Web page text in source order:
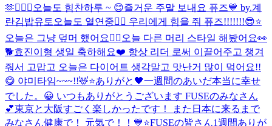
🫶👨‍❤️‍👨 오늘도 힘찬하루 ~ 😊즐거운 주말 보내요 퓨즈💙 by.계
란김밥유토 오늘도 열연중❤️‍🔥 우리에게 힘을 줘 퓨즈!!!!!!!😎⭐️
오늘은 그냥 덮머 했어요✌🏻 오늘 다른 머리 스타일 해봤어요👀
🐕효진이형 생일 축하해요❤️ 항상 리더 로써 이끌어주고 챙겨
줘서 고맙고 오늘은 다이어트 생각말고 맛난거 많이 먹어요!!
😋 야미타임~~~!!🦌⭐️ありがと🖤一週間のあいだ本当に幸せ
でした。😀 いつもありがとうございます FUSEのみなさん
💕東京と大阪すごく楽しかったです！ また日本に来るまで
みなさん健康で！ 元気で！！💙⭐️FUSEの皆さん1週間ありが